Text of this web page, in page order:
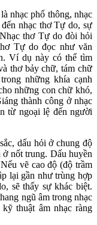
nhạc phổ thông, nhạc
nhạc thơ Tự do, sự
thơ Tự do đòi hỏi
Tự do đọc như văn
Ví dụ này có thể tìm
thơ bảy chữ, tám chữ
những khía cạnh
những con chữ khó,
thành công ở nhạc
từ ngoại lệ đến người
dấu hỏi ở chung độ
nốt trung. Dấu huyền
vẽ cao độ (độ trầm
lại gần như trùng hợp
sẽ thấy sự khác biệt.
ngũ âm trong nhạc
thuật âm nhạc ràng